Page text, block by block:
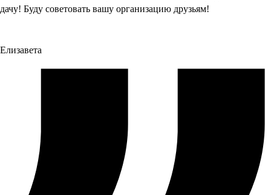
дачу! Буду советовать вашу организацию друзьям!
Елизавета